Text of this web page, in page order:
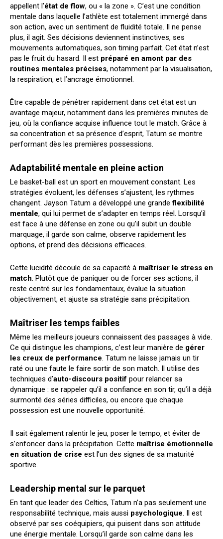
appellent l’état de flow, ou « la zone ». C’est une condition
mentale dans laquelle l’athlète est totalement immergé dans
son action, avec un sentiment de fluidité totale. Il ne pense
plus, il agit. Ses décisions deviennent instinctives, ses
mouvements automatiques, son timing parfait. Cet état n’est
pas le fruit du hasard. Il est préparé en amont par des
routines mentales précises, notamment par la visualisation,
la respiration, et l’ancrage émotionnel.
Être capable de pénétrer rapidement dans cet état est un
avantage majeur, notamment dans les premières minutes de
jeu, où la confiance acquise influence tout le match. Grâce à
sa concentration et sa présence d’esprit, Tatum se montre
performant dès les premières possessions.
Adaptabilité mentale en pleine action
Le basket-ball est un sport en mouvement constant. Les
stratégies évoluent, les défenses s’ajustent, les rythmes
changent. Jayson Tatum a développé une grandeflexibilité
mentale, qui lui permet de s’adapter en temps réel. Lorsqu’il
est face à une défense en zone ou qu’il subit un double
marquage, il garde son calme, observe rapidement les
options, et prend des décisions efficaces.
Cette lucidité découle de sa capacité à maîtriser le stress en
match. Plutôt que de paniquer ou de forcer ses actions, il
reste centré sur les fondamentaux, évalue la situation
objectivement, et ajuste sa stratégie sans précipitation.
Maîtriser les temps faibles
Même les meilleurs joueurs connaissent des passages à vide.
Ce qui distingue les champions, c’est leur manière de gérer
les creux de performance. Tatum ne laisse jamais un tir
raté ou une faute le faire sortir de son match. Il utilise des
techniques d’auto-discours positif pour relancer sa
dynamique : se rappeler qu’il a confiance en son tir, qu’il a déjà
surmonté des séries difficiles, ou encore que chaque
possession est une nouvelle opportunité.
Il sait également ralentir le jeu, poser le tempo, et éviter de
s’enfoncer dans la précipitation. Cette maîtrise émotionnelle
en situation de crise est l’un des signes de sa maturité
sportive.
Leadership mental sur le parquet
En tant que leader des Celtics, Tatum n’a pas seulement une
responsabilité technique, mais aussi psychologique. Il est
observé par ses coéquipiers, qui puisent dans son attitude
une énergie mentale. Lorsqu’il garde son calme dans les